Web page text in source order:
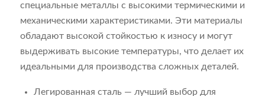
специальные металлы с высокими термическими и
механическими характеристиками. Эти материалы
обладают высокой стойкостью к износу и могут
выдерживать высокие температуры, что делает их
идеальными для производства сложных деталей.
Легированная сталь — лучший выбор для